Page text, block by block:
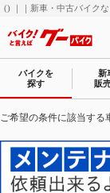
() ｜｜新車・中古バイク
バイクを
探す
新
販
ご希望の条件に該当する